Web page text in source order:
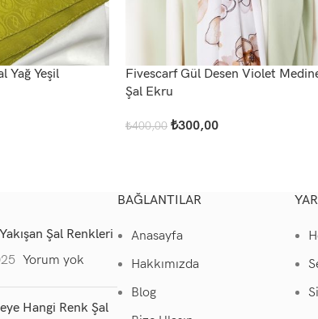
Yağ Yeşil
Fivescarf Gül Desen Violet
Şal Ekru
₺400,00 ₺300,00
Şal Renkleri
Yorum yok
Hangi Renk Şal
BAĞLANTILAR
Anasayfa
Hakkımızda
Blog